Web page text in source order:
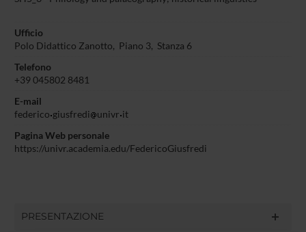
Ufficio
Polo Didattico Zanotto, Piano 3, Stanza 6
Telefono
+39 045802 8481
E-mail
federico giusfredi univr it
Pagina Web personale
https://univr.academia.edu/FedericoGiusfredi
PRESENTAZIONE